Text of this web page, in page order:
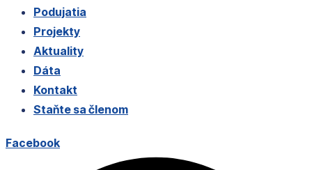
Podujatia
Projekty
Aktuality
Dáta
Kontakt
Staňte sa členom
Facebook